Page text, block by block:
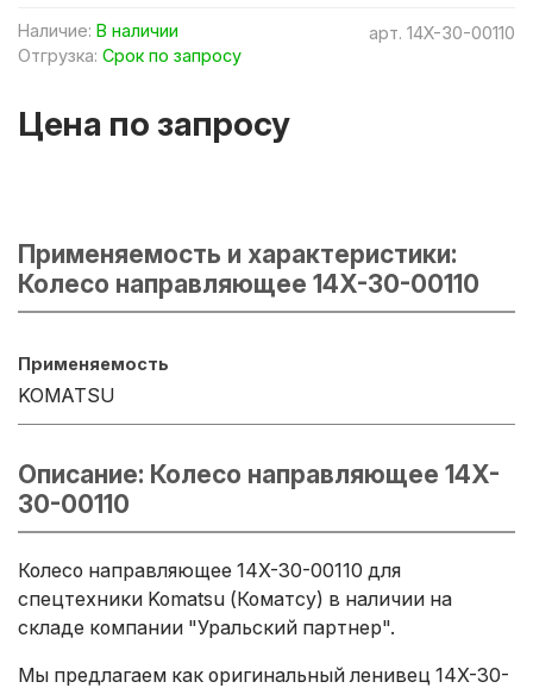
арт. 14X-30-00110
Наличие: В наличии
Отгрузка: Срок по запросу
Цена по запросу
Применяемость и характеристики:
Колесо направляющее 14X-30-00110
Применяемость
KOMATSU
Описание: Колесо направляющее 14X-
30-00110
Колесо направляющее 14X-30-00110 для
спецтехники Komatsu (Коматсу) в наличии на
складе компании "Уральский партнер".
Мы предлагаем как оригинальный ленивец 14X-30-